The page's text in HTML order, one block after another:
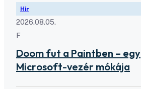
Hír
2026.08.05.
F
Doom fut a Paintben – egy
Microsoft-vezér mókája